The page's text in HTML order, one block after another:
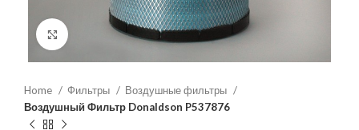
Увеличить
Home Фильтры
Воздушные фильтры
Воздушный Фильтр Donaldson P537876